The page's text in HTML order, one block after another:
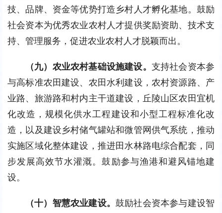
技、品牌、资金等优势打造乡村人才孵化基地。鼓励
社会资本为优秀农业农村人才提供奖励资助、技术支
持、管理服务，促进农业农村人才脱颖而出。
（九）农业农村基础设施建设。 支持社会资本参
与高标准农田建设、农田水利建设，农村资源路、产
业路、旅游路和村内主干道建设，丘陵山区农田宜机
化改造，规模化供水工程建设和小型工程标准化改
造，以及建设乡村储气罐站和微管网供气系统，推动
实施区域化整体建设，推进田水林路电综合配套，同
步发展高效节水灌溉。鼓励参与渔港和避风锚地建
设。
（十）智慧农业建设。 鼓励社会资本参与建设智